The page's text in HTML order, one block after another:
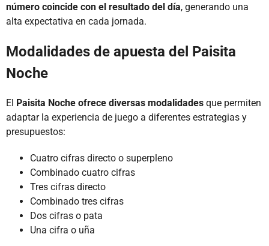
número coincide con el resultado del día, generando una
alta expectativa en cada jornada.
Modalidades de apuesta del Paisita
Noche
El Paisita Noche ofrece diversas modalidades que permiten
adaptar la experiencia de juego a diferentes estrategias y
presupuestos:
Cuatro cifras directo o superpleno
Combinado cuatro cifras
Tres cifras directo
Combinado tres cifras
Dos cifras o pata
Una cifra o uña